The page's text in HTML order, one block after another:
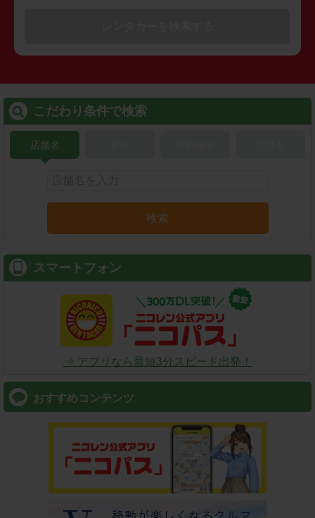
こだわり条件で検索
店舗名
検索
スマートフォン
⇒ アプリなら最短3分スピード出発！
おすすめコンテンツ